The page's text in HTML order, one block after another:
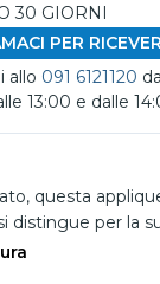
30 GIORNI
PER
allo 091 6121120
13:00 e dalle
questa
distingue per la
nero, una